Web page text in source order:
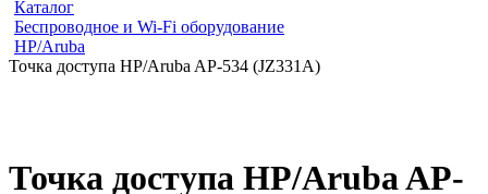
Каталог
Беспроводное и Wi-Fi оборудование
HP/Aruba
Точка доступа HP/Aruba AP-534 (JZ331A)
Точка доступа HP/Aruba AP-